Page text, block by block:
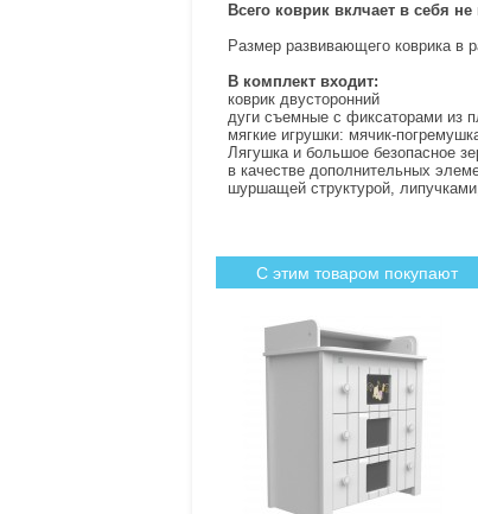
Всего коврик вклчает в себя
Размер развивающего коврика в
В комплект входит:
коврик двусторонний
дуги съемные с фиксаторами из
мягкие игрушки: мячик-
Лягушка и большое безопасное
в качестве дополнительных
шуршащей структурой,
С этим товаром покупают